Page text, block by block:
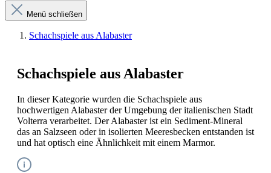
Menü schließen
Schachspiele aus Alabaster
Schachspiele aus Alabaster
In dieser Kategorie wurden die Schachspiele aus
hochwertigen Alabaster der Umgebung der italienischen Stadt
Volterra verarbeitet. Der Alabaster ist ein Sediment-Mineral
das an Salzseen oder in isolierten Meeresbecken entstanden ist
und hat optisch eine Ähnlichkeit mit einem Marmor.